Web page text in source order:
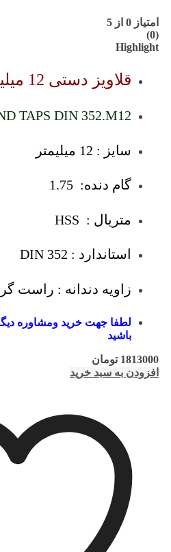
امتیاز 0 از 5
(0)
Highlight
قلاویز دستی 12 میلیمتر .
TAPS DIN 352.M12
سایز : 12 میلیمتر
گام دنده: 1.75
متریال : HSS
استاندارد : DIN 352
زاویه دندانه : راست
لطفا جهت خرید ومشاوره
باشید
1813000 تومان
افزودن به سبد خرید